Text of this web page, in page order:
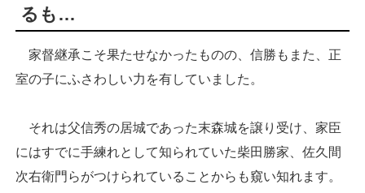
るも…
家督継承こそ果たせなかったものの、信勝もまた、正
室の子にふさわしい力を有していました。
それは父信秀の居城であった末森城を譲り受け、家臣
にはすでに手練れとして知られていた柴田勝家、佐久間
次右衛門らがつけられていることからも窺い知れます。